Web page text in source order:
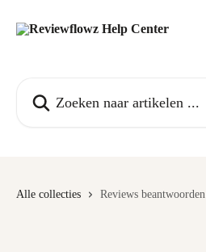
Alle collecties Reviews beantwoorden